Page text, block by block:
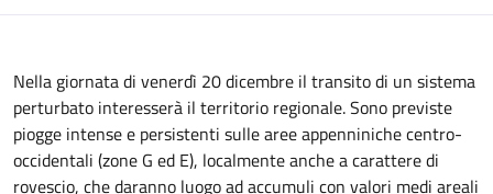
Nella giornata di venerdì 20 dicembre il transito di un sistema
perturbato interesserà il territorio regionale. Sono previste
piogge intense e persistenti sulle aree appenniniche centro-
occidentali (zone G ed E), localmente anche a carattere di
rovescio, che daranno luogo ad accumuli con valori medi areali